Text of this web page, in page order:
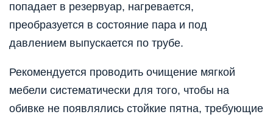
попадает в резервуар, нагревается,
преобразуется в состояние пара и под
давлением выпускается по трубе.
Рекомендуется проводить очищение мягкой
мебели систематически для того, чтобы на
обивке не появлялись стойкие пятна, требующие